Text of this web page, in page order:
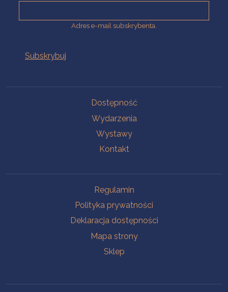
Adres e-mail subskrybenta.
Dostępność
Wydarzenia
Wystawy
Kontakt
Regulamin
Polityka prywatności
Deklaracja dostępności
Mapa strony
Sklep